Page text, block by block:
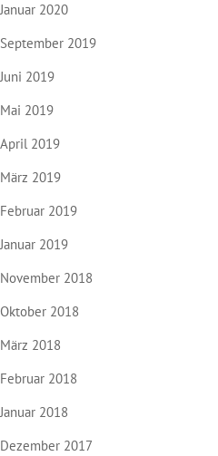
Januar 2020
September 2019
Juni 2019
Mai 2019
April 2019
März 2019
Februar 2019
Januar 2019
November 2018
Oktober 2018
März 2018
Februar 2018
Januar 2018
Dezember 2017